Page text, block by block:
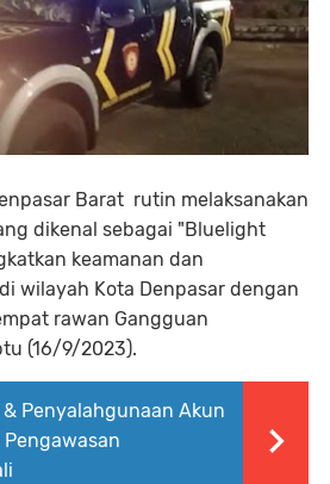
Barat rutin melaksanakan
dikenal sebagai "Bluelight
keamanan dan
wilayah Kota Denpasar dengan
rawan Gangguan
(16/9/2023).
& Penyalahgunaan Akun